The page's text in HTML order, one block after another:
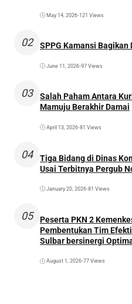
May 14, 2026•121 Views
02 SPPG Kamansi Bagikan
June 11, 2026•97 Views
03
Salah Paham Antara
Mamuju Berakhir Damai
April 13, 2026•81 Views
04
Tiga Bidang di Dinas
Usai Terbitnya Pergub
January 20, 2026•81 Views
05
Peserta PKN 2
Pembentukan Tim
Sulbar bersinergi
August 1, 2026•77 Views